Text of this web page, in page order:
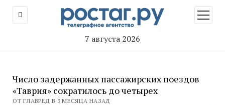
7 августа 2026
меню
Число задержанных пассажирских поездов
«Таврия» сократилось до четырех
ОТ ГЛАВРЕД В 3 МЕСЯЦА НАЗАД